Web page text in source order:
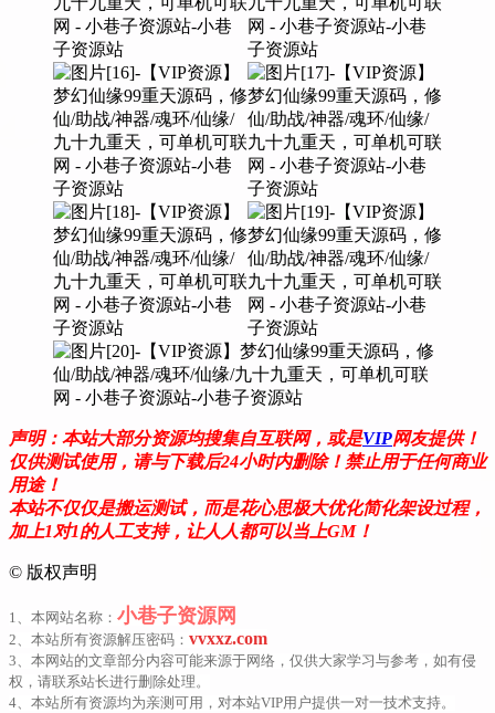
声明：本站大部分资源均搜集自互联网，或是VIP网友提供！
仅供测试使用，请与下载后24小时内删除！禁止用于任何商业
用途！
本站不仅仅是搬运测试，而是花心思极大优化简化架设过程，
加上1对1的人工支持，让人人都可以当上GM！
© 版权声明
1、本网站名称： 小巷子资源网
2、本站所有资源解压密码： vvxxz.com
3、本网站的文章部分内容可能来源于网络，仅供大家学习与参考，如有侵
权，请联系站长进行删除处理。
4、本站所有资源均为亲测可用，对本站VIP用户提供一对一技术支持。